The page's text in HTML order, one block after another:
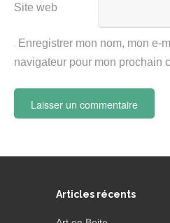
Site web
Enregistrer mon nom, mon e-
navigateur pour mon prochain
Articles récents